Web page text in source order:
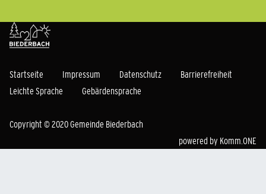
Startseite Impressum Datenschutz
Barrierefreiheit
Leichte Sprache
Gebärdensprache
Copyright © 2020 Gemeinde Biederbach
powered by Komm.ONE